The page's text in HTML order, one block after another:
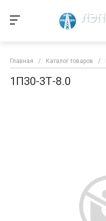
Главная / Каталог товаров /
1П30-3Т-8.0